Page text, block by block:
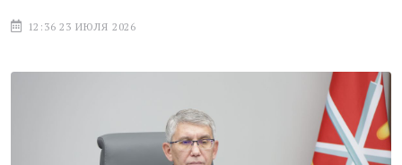
12:36 23 ИЮЛЯ 2026